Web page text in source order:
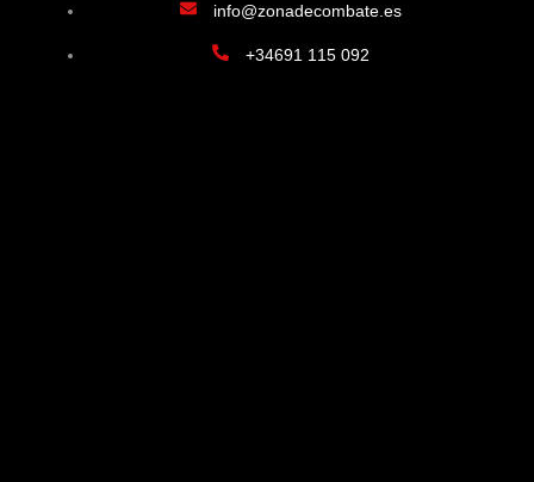
info@zonadecombate.es
+34691 115 092